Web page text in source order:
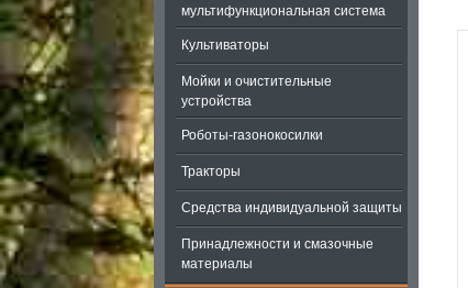
мультифункциональная система
Культиваторы
Мойки и очистительные
устройства
Роботы-газонокосилки
Тракторы
Средства индивидуальной защиты
Принадлежности и смазочные
материалы